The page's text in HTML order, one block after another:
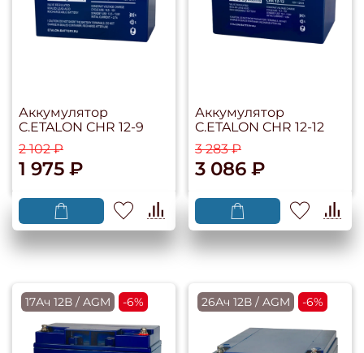
Аккумулятор
C.ETALON CHR 12-9
2 102 ₽
1 975 ₽
Аккумулятор
C.ETALON CHR 12-12
3 283 ₽
3 086 ₽
17Ач 12В / AGM -6% 26Ач 12В / AGM -6%